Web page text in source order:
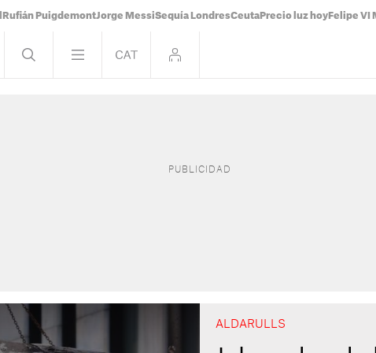
Rufián PuigdemontJorge MessiSequía LondresCeuta Precio luz hoy Felipe VI
ALDARULLS